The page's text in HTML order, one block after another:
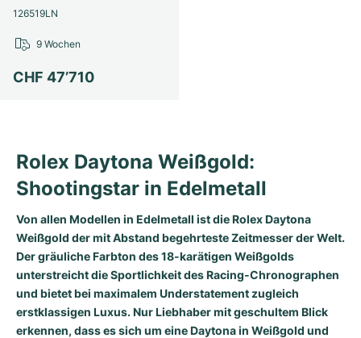
126519LN
CHF 47’710
9 Wochen
Rolex Daytona Weißgold:
Shootingstar in Edelmetall
Von allen Modellen in Edelmetall ist die Rolex Daytona
Weißgold der mit Abstand begehrteste Zeitmesser der Welt.
Der gräuliche Farbton des 18-karätigen Weißgolds
unterstreicht die Sportlichkeit des Racing-Chronographen
und bietet bei maximalem Understatement zugleich
erstklassigen Luxus. Nur Liebhaber mit geschultem Blick
erkennen, dass es sich um eine Daytona in Weißgold und